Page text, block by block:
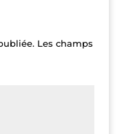
Les champs